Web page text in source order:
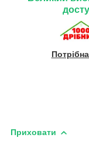
Приховати